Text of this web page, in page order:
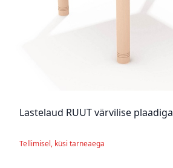
Lastelaud RUUT värvilise plaadiga
Tellimisel, küsi tarneaega